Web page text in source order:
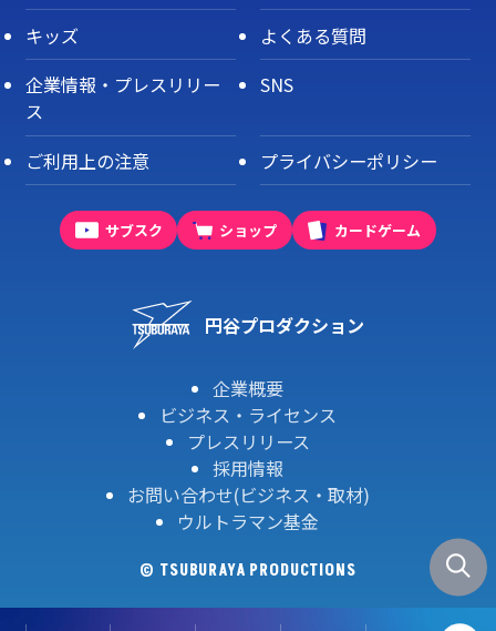
キッズ
よくある質問
企業情報・プレスリリー
ス
SNS
ご利用上の注意 プライバシーポリシー
サブスク ショップ カードゲーム
円谷プロダクション
企業概要
ビジネス・ライセンス
プレスリリース
採用情報
お問い合わせ(ビジネス・取材)
ウルトラマン基金
© TSUBURAYA PRODUCTIONS